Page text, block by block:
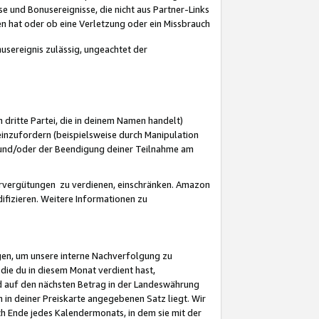
Bonusereignisse, die nicht aus Partner-Links
hat oder ob eine Verletzung oder ein Missbrauch
zulässig, ungeachtet der
Partei, die in deinem Namen handelt)
(beispielsweise durch Manipulation
oder der Beendigung deiner Teilnahme am
zu verdienen, einschränken. Amazon
Weitere Informationen zu
um unsere interne Nachverfolgung zu
du in diesem Monat verdient hast,
den nächsten Betrag in der Landeswährung
deiner Preiskarte angegebenen Satz liegt. Wir
jedes Kalendermonats, in dem sie mit der